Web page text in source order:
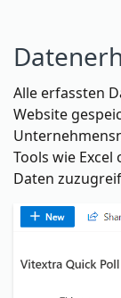
Alle erfassten
Website
Tools wie Excel
Daten